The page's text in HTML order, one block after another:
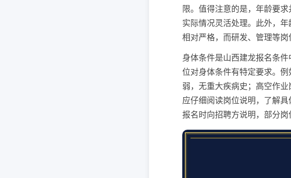
限。值得注意的是，年龄要
实际情况灵活处理。此外，
相对严格，而研发、管理等岗
身体条件是山西建龙报名条
位对身体条件有特定要求。
弱，无重大疾病史；高空作
应仔细阅读岗位说明，了解
报名时向招聘方说明，部分岗